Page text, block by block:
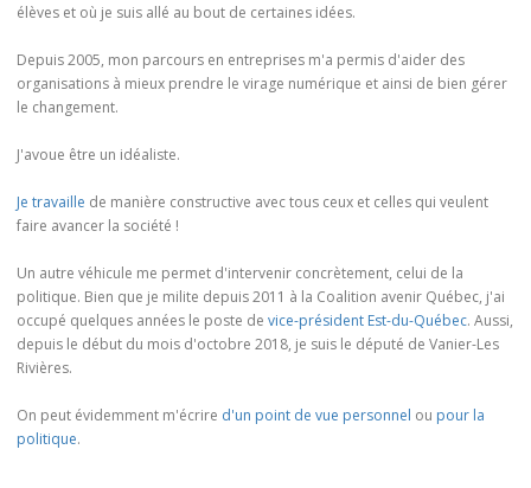
élèves et où je suis allé au bout de certaines idées.
Depuis 2005, mon parcours en entreprises m'a permis d'aider des
organisations à mieux prendre le virage numérique et ainsi de bien gérer
le changement.
J'avoue être un idéaliste.
Je travaille de manière constructive avec tous ceux et celles qui veulent
faire avancer la société !
Un autre véhicule me permet d'intervenir concrètement, celui de la
politique. Bien que je milite depuis 2011 à la Coalition avenir Québec, j'ai
occupé quelques années le poste de vice-président Est-du-Québec. Aussi,
depuis le début du mois d'octobre 2018, je suis le député de Vanier-Les
Rivières.
On peut évidemment m'écrire d'un point de vue personnel ou pour la
politique.